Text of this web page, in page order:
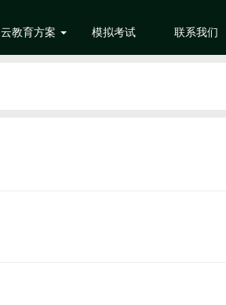
云教育方案 模拟考试 联系我们